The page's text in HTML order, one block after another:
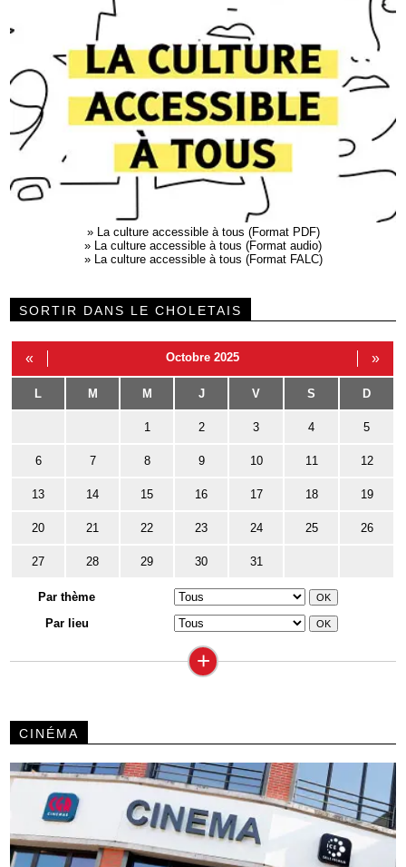
» La culture accessible à tous (Format PDF)
» La culture accessible à tous (Format audio)
» La culture accessible à tous (Format FALC)
SORTIR DANS LE CHOLETAIS
« Octobre 2025 »
L M M J V S D
1 2 3 4 5
6 7 8 9 10 11 12
13 14 15 16 17 18 19
20 21 22 23 24 25 26
27 28 29 30 31
Par thème
Par lieu
+
CINÉMA